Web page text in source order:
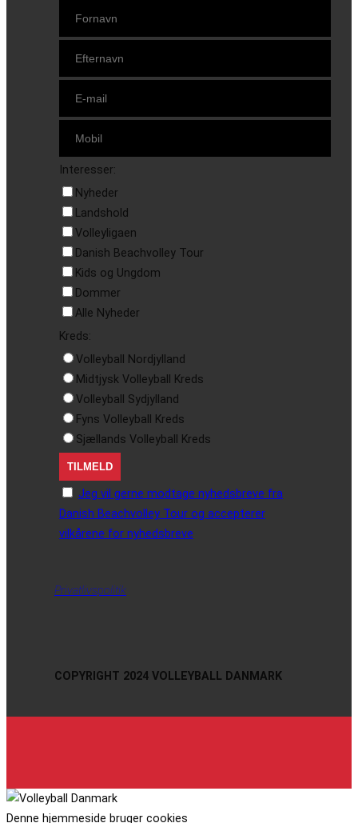
Interesser:
Nyheder
Landshold
Volleyligaen
Danish Beachvolley Tour
Kids og Ungdom
Dommer
Alle Nyheder
Kreds:
Volleyball Nordjylland
Midtjysk Volleyball Kreds
Volleyball Sydjylland
Fyns Volleyball Kreds
Sjællands Volleyball Kreds
Jeg vil gerne modtage nyhedsbreve fra
Danish Beachvolley Tour og accepterer
vilkårene for nyhedsbreve
Privatlivspolitik
COPYRIGHT 2024 VOLLEYBALL DANMARK
Denne hjemmeside bruger cookies